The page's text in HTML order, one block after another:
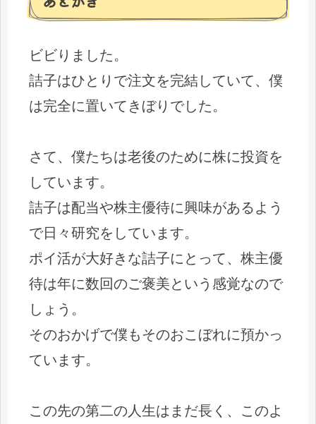
ビビりました。
詰子はひとりで注文を完結していて、僕
は完全に置いてきぼりでした。
さて、僕たちは老後のために株に投資を
しています。
詰子は配当や株主優待に興味があるよう
で日々研究をしています。
ポイ活が大好きな詰子にとって、株主優
待は年に数回のご褒美という感覚なので
しょう。
そのおかげで僕もそのおこぼれに預かっ
ています。
この先の第二の人生はまだ長く、このよ